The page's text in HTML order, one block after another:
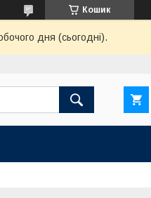
Кошик
дня (сьогодні).